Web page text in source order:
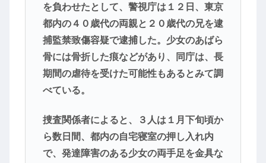
を負わせたとして、警視庁は１２日、東京
都内の４０歳代の両親と２０歳代の兄を逮
捕監禁致傷容疑で逮捕した。少女のあばら
骨には骨折した痕などがあり、同庁は、長
期間の虐待を受けた可能性もあるとみて調
べている。
捜査関係者によると、３人は１月下旬頃か
ら数日間、都内の自宅寝室の押し入れ内
で、発達障害のある少女の両手足を金具な